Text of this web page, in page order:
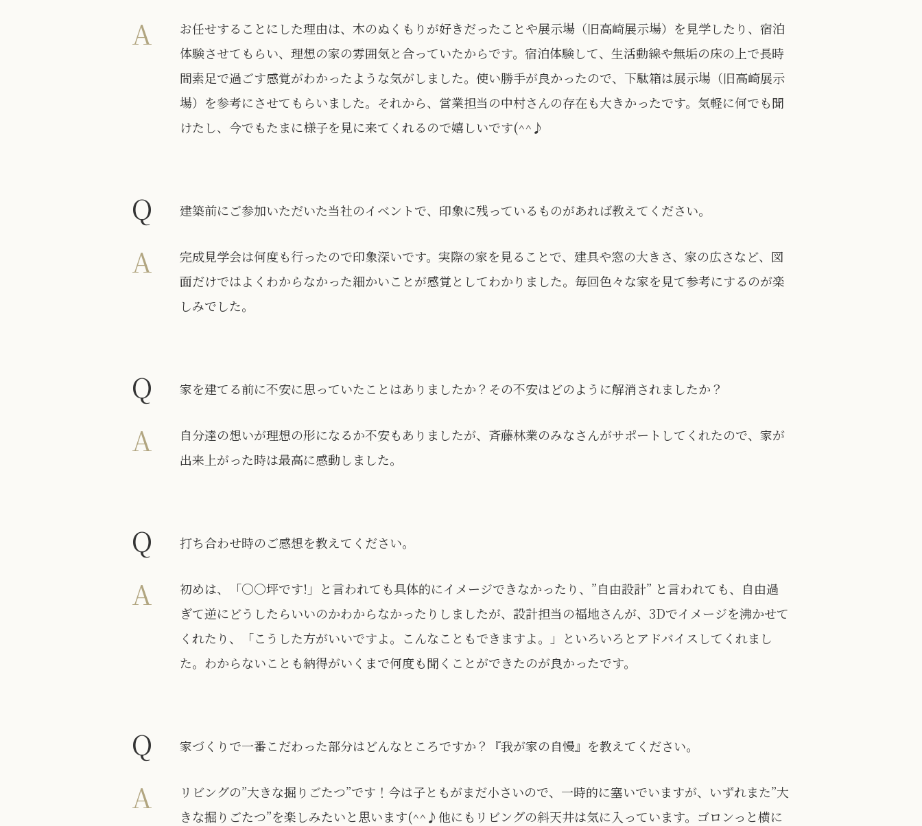
A
お任せすることにした理由は、木のぬくもりが好きだったことや展示場（旧高崎展示場）を見学したり、宿泊
体験させてもらい、理想の家の雰囲気と合っていたからです。宿泊体験して、生活動線や無垢の床の上で長時
間素足で過ごす感覚がわかったような気がしました。使い勝手が良かったので、下駄箱は展示場（旧高崎展示
場）を参考にさせてもらいました。それから、営業担当の中村さんの存在も大きかったです。気軽に何でも聞
けたし、今でもたまに様子を見に来てくれるので嬉しいです(^^♪
Q 建築前にご参加いただいた当社のイベントで、印象に残っているものがあれば教えてください。
A
完成見学会は何度も行ったので印象深いです。実際の家を見ることで、建具や窓の大きさ、家の広さなど、図
面だけではよくわからなかった細かいことが感覚としてわかりました。毎回色々な家を見て参考にするのが楽
しみでした。
Q 家を建てる前に不安に思っていたことはありましたか？その不安はどのように解消されましたか？
A
自分達の想いが理想の形になるか不安もありましたが、斉藤林業のみなさんがサポートしてくれたので、家が
出来上がった時は最高に感動しました。
Q 打ち合わせ時のご感想を教えてください。
A
初めは、「○○坪です!」と言われても具体的にイメージできなかったり、”自由設計” と言われても、自由過
ぎて逆にどうしたらいいのかわからなかったりしましたが、設計担当の福地さんが、3Dでイメージを沸かせて
くれたり、「こうした方がいいですよ。こんなこともできますよ。」といろいろとアドバイスしてくれまし
た。わからないことも納得がいくまで何度も聞くことができたのが良かったです。
Q 家づくりで一番こだわった部分はどんなところですか？『我が家の自慢』を教えてください。
A
リビングの”大きな掘りごたつ”です！今は子ともがまだ小さいので、一時的に塞いでいますが、いずれまた”大
きな掘りごたつ”を楽しみたいと思います(^^♪他にもリビングの斜天井は気に入っています。ゴロンっと横に